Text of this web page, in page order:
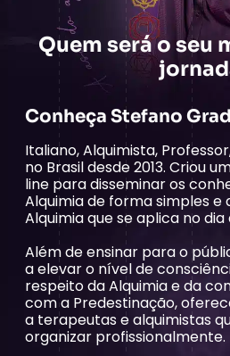
Quem será o seu
Conheça Stefano
Italiano, Alquimista,
no Brasil desde 2013. Criou
line para disseminar os
Alquimia de forma simples e
Alquimia que se aplica no dia
Além de ensinar para o
a elevar o nível de
respeito da Alquimia e da
com a Predestinação,
a terapeutas e alquimistas
organizar profissionalmente.